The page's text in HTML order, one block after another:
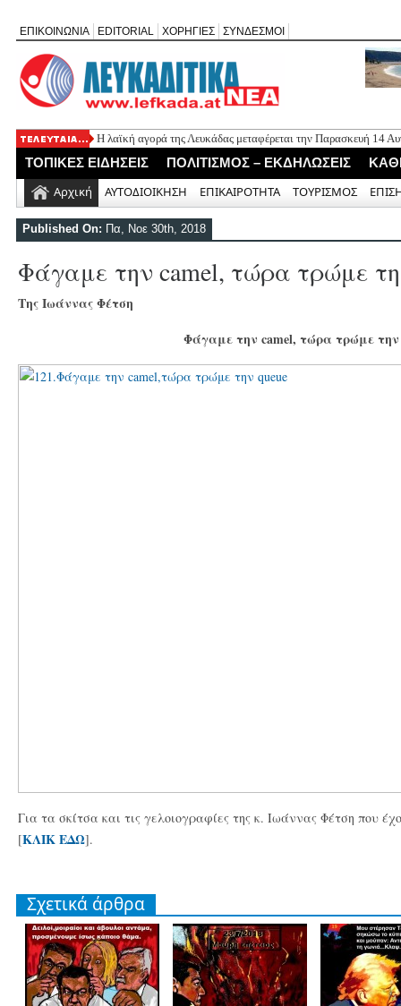
ΕΠΙΚΟΙΝΩΝΙΑ EDITORIAL ΧΟΡΗΓΙΕΣ ΣΥΝΔΕΣΜΟΙ
Η λαϊκή αγορά της Λευκάδας μεταφέρεται την Παρασκευή 14
Εορτασμός της Μεταμόρφωσης στο Μεγανήσι Λευκάδας
Ο Δήμος Λευκάδας προμηθεύεται 40 αντίτυπα του
Τρεις θεματικές ομιλίες στον Ιερό Ναό Μεταμορφώσεως του
ΤΟΠΙΚΕΣ ΕΙΔΗΣΕΙΣ ΠΟΛΙΤΙΣΜΟΣ – ΕΚΔΗΛΩΣΕΙΣ
Αρχική ΑΥΤΟΔΙΟΙΚΗΣΗ ΕΠΙΚΑΙΡΟΤΗΤΑ ΤΟΥΡΙΣΜΟΣ
Published On: Πα, Νοε 30th, 2018
Φάγαμε την camel, τώρα τρώμε
ΤηςΙωάννας Φέτση
Φάγαμε την camel, τώρα τρώμε την
Για τα σκίτσα και τις γελοιογραφίες της κ. Ιωάννας Φέτση που
[ΚΛΙΚ ΕΔΩ].
Σχετικά άρθρα